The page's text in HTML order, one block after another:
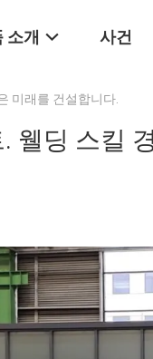
소개 사건
미래를 건설합니다.
웰딩 스킬